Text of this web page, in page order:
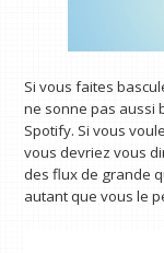
Si vous faites
ne sonne pas aussi
Spotify. Si vous
vous devriez vous
des flux de grande
autant que vous le